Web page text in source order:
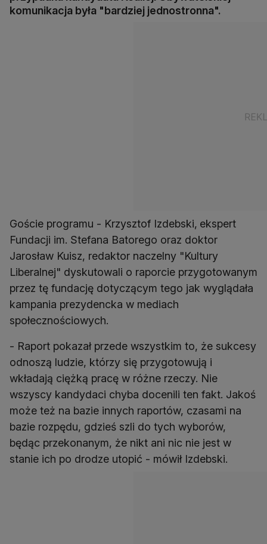
komunikacja była "bardziej jednostronna".
Goście programu - Krzysztof Izdebski, ekspert
Fundacji im. Stefana Batorego oraz doktor
Jarosław Kuisz, redaktor naczelny "Kultury
Liberalnej" dyskutowali o raporcie przygotowanym
przez tę fundację dotyczącym tego jak wyglądała
kampania prezydencka w mediach
społecznościowych.
- Raport pokazał przede wszystkim to, że sukcesy
odnoszą ludzie, którzy się przygotowują i
wkładają ciężką pracę w różne rzeczy. Nie
wszyscy kandydaci chyba docenili ten fakt. Jakoś
może też na bazie innych raportów, czasami na
bazie rozpędu, gdzieś szli do tych wyborów,
będąc przekonanym, że nikt ani nic nie jest w
stanie ich po drodze utopić - mówił Izdebski.